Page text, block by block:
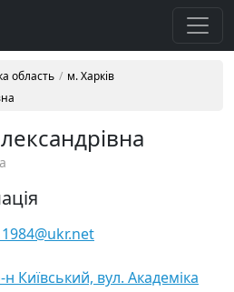
область
м. Харків
н Київський, вул. Академіка